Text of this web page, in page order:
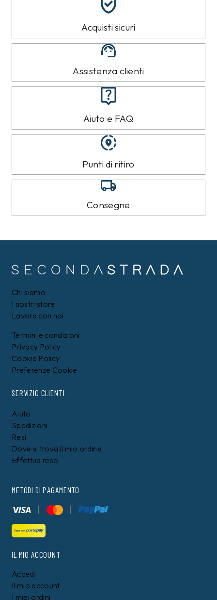
Acquisti sicuri
Assistenza clienti
Aiuto e FAQ
Punti di ritiro
Consegne
Chi siamo
I nostri store
Lavora con noi
Termini e condizioni
Privacy Policy
Cookie Policy
Preferenze Cookie
SERVIZIO CLIENTI
Aiuto
Spedizioni
Resi
Dove si trova il mio ordine
Effettua reso
METODI DI PAGAMENTO
IL MIO ACCOUNT
Accedi
Il mio account
I miei ordini